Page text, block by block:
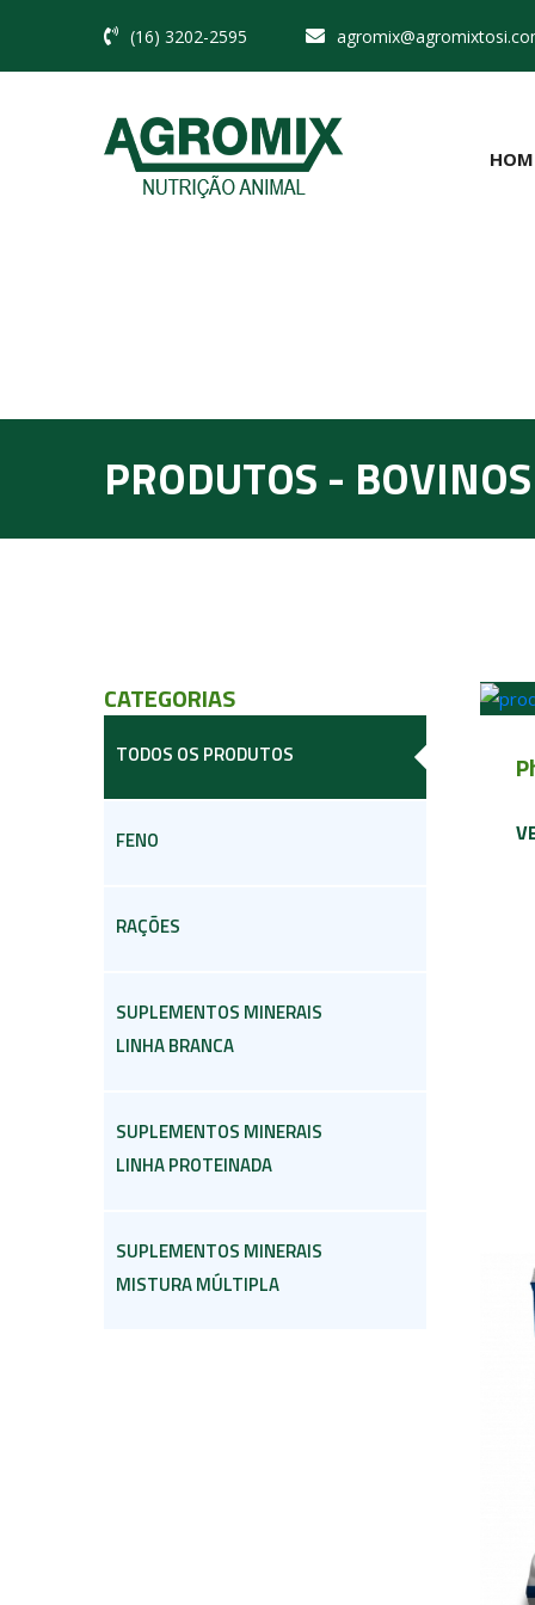
(16) 3202-2595
PRODUTOS -
CATEGORIAS
TODOS OS PRODUTOS
FENO
RAÇÕES
SUPLEMENTOS MINERAIS
LINHA BRANCA
SUPLEMENTOS MINERAIS
LINHA PROTEINADA
SUPLEMENTOS MINERAIS
MISTURA MÚLTIPLA